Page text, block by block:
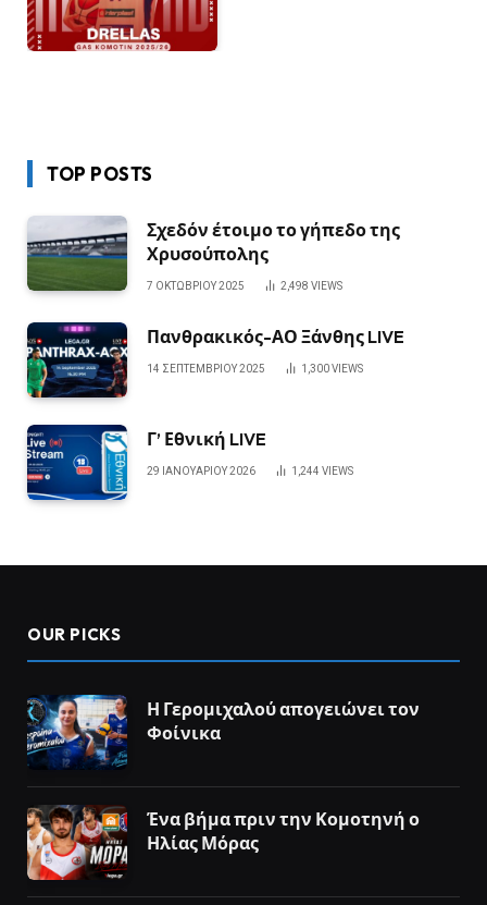
TOP POSTS
Σχεδόν έτοιμο το γήπεδο της
Χρυσούπολης
7 ΟΚΤΩΒΡΊΟΥ 2025 2,498 VIEWS
Πανθρακικός-ΑΟ Ξάνθης LIVE
14 ΣΕΠΤΕΜΒΡΊΟΥ 2025 1,300VIEWS
Γ’ Εθνική LIVE
29 ΙΑΝΟΥΑΡΊΟΥ 2026 1,244 VIEWS
OUR PICKS
Η Γερομιχαλού απογειώνει τον
Φοίνικα
Ένα βήμα πριν την Κομοτηνή ο
Ηλίας Μόρας